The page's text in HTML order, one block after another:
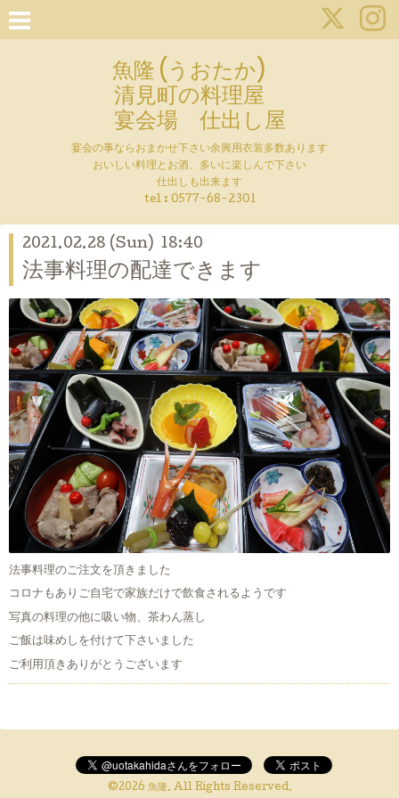
魚隆 (うおたか)
清見町の料理屋
宴会場 仕出し屋
宴会の事ならおまかせ下さい余興用衣装多数あります
おいしい料理とお酒、多いに楽しんで下さい
仕出しも出来ます
tel : 0577-68-2301
2021.02.28 (Sun) 18:40
法事料理の配達できます
法事料理のご注文を頂きました
コロナもありご自宅で家族だけで飲食されるようです
写真の料理の他に吸い物、茶わん蒸し
ご飯は味めしを付けて下さいました
ご利用頂きありがとうございます
©2026 魚隆. All Rights Reserved.